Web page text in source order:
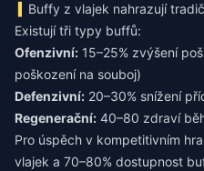
Buffy z vlajek nahrazují
Existují tři typy buffů:
Ofenzivní: 15–25% zvýšení
poškození na souboj)
Defenzivní: 20–30% snížení
Regenerační: 40–80 zdraví
Pro úspěch v kompetitivním
vlajek a 70–80% dostupnost